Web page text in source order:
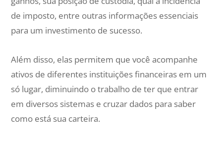
de imposto, entre outras informações essenciais
para um investimento de sucesso.
Além disso, elas permitem que você acompanhe
ativos de diferentes instituições financeiras em um
só lugar, diminuindo o trabalho de ter que entrar
em diversos sistemas e cruzar dados para saber
como está sua carteira.